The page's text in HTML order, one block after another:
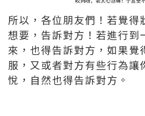
所以，各位朋友們！若覺得
想要，告訴對方！若進行到
來，也得告訴對方，如果覺
服，又或者對方有些行為讓
悅，自然也得告訴對方。